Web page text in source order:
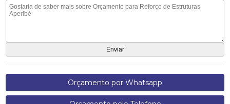
Orçamento por Whatsapp